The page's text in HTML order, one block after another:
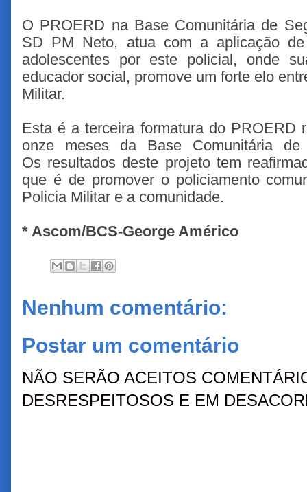
O PROERD na Base Comunitária de
SD PM Neto, atua com a aplicação
adolescentes por este policial, onde
educador social, promove um forte elo
Militar.
Esta é a terceira formatura do PROERD
onze meses da Base Comunitária
Os resultados deste projeto tem
que é de promover o policiamento
Policia Militar e a comunidade.
* Ascom/BCS-George Américo
Nenhum comentário:
Postar um comentário
NÃO SERÃO ACEITOS
DESRESPEITOSOS E EM